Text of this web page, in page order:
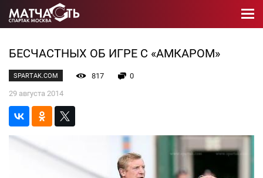
БЕСЧАСТНЫХ ОБ ИГРЕ С «АМКАРОМ»
SPARTAK.COM 817
0
29 августа 2014